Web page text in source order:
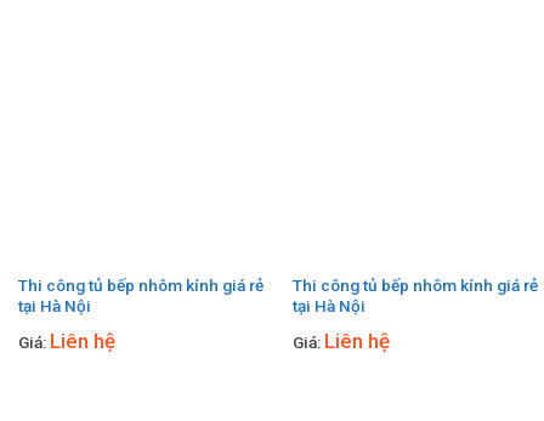
Thi công tủ bếp nhôm kính giá rẻ
tại Hà Nội
Giá: Liên hệ
Thi công tủ bếp nhôm kính giá rẻ
tại Hà Nội
Giá: Liên hệ